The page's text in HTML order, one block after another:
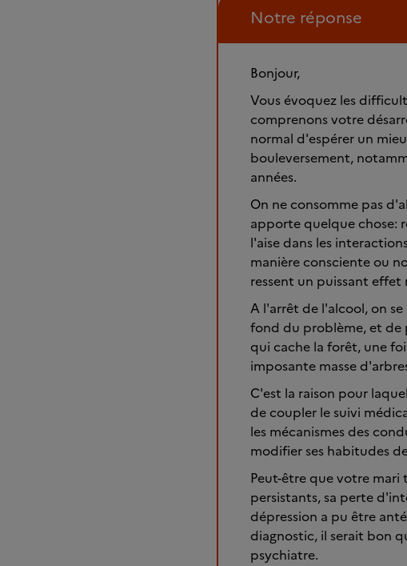
Notre réponse
Bonjour,
Vous évoquez les
comprenons votre
normal d'espérer un
bouleversement,
années.
On ne consomme pas
apporte quelque chose:
l'aise dans les
manière consciente ou
ressent un puissant effet
A l'arrêt de l'alcool, on
fond du problème, et de
qui cache la forêt, une
imposante masse
C'est la raison pour
de coupler le suivi
les mécanismes des
modifier ses habitudes
Peut-être que votre mari
persistants, sa perte
dépression a pu être
diagnostic, il serait bon
psychiatre.